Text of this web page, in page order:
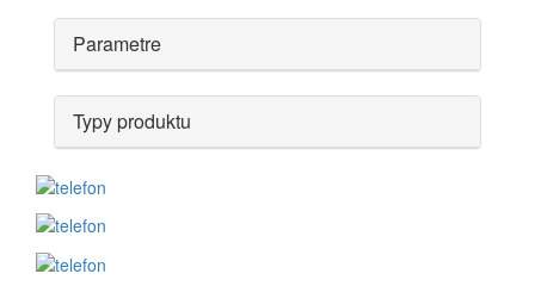
Parametre
Typy produktu